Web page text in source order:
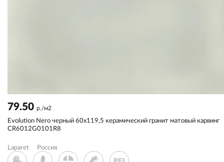
79.50 р./м2
Evolution Nero черный 60x119,5 керамический гранит матовый карвинг
CR6012G0101R8
Laparet Россия